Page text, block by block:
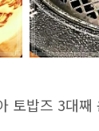
토밥즈 3대